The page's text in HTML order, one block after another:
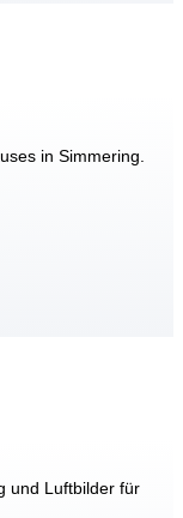
in Simmering.
und Luftbilder für